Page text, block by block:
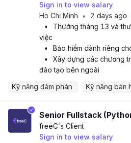
Sign in to view salary
Ho Chi Minh
•
2 days ago
•
Thưởng tháng 13 và
việc
•
Bảo hiểm dành riêng
•
Xây dựng các chương
đào tạo bên ngoài
Kỹ năng đàm phán
Kỹ năng bán
Senior Fullstack
freeC's Client
Sign in to view salary